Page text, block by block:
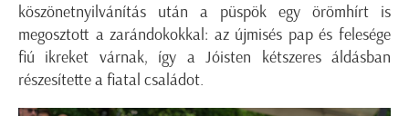
köszönetnyilvánítás után a püspök egy örömhírt is
megosztott a zarándokokkal: az újmisés pap és felesége
fiú ikreket várnak, így a Jóisten kétszeres áldásban
részesítette a fiatal családot.